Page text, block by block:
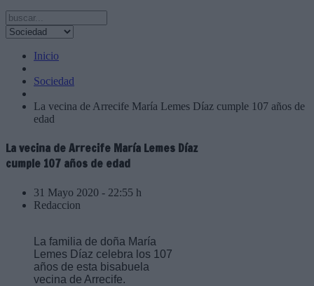
Inicio
Sociedad
La vecina de Arrecife María Lemes Díaz cumple 107 años de
edad
La vecina de Arrecife María Lemes Díaz
cumple 107 años de edad
31 Mayo 2020 - 22:55 h
Redaccion
La familia de doña María
Lemes Díaz celebra los 107
años de esta bisabuela
vecina de Arrecife.